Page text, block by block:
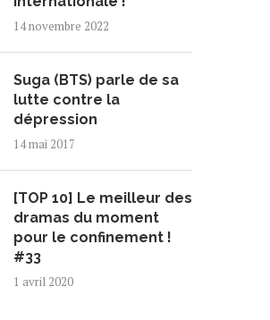
14 novembre 2022
Suga (BTS) parle de sa
lutte contre la
dépression
14 mai 2017
[TOP 10] Le meilleur des
dramas du moment
pour le confinement !
#33
1 avril 2020